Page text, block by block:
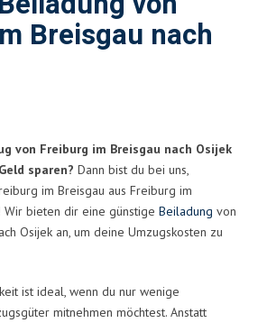
Breisgau nach
von Freiburg im Breisgau nach Osijek
sparen? Dann bist du bei uns,
im Breisgau aus Freiburg im
Wir bieten dir eine günstige Beiladung von
Osijek an, um deine Umzugskosten zu
ist ideal, wenn du nur wenige
mitnehmen möchtest. Anstatt